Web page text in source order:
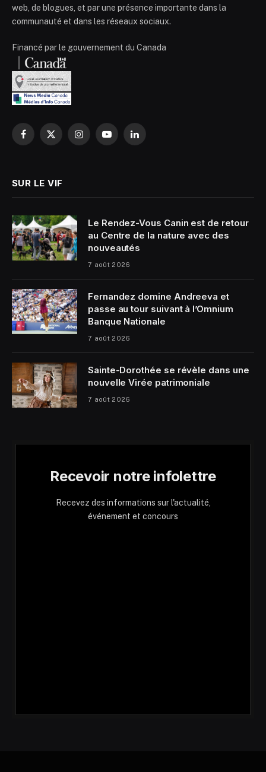
web, de blogues, et par une présence importante dans la
communauté et dans les réseaux sociaux.
Financé par le gouvernement du Canada
Facebook
X
InstagramYouTubeLinkedIn
SUR LE VIF
Le Rendez-Vous Canin est de retour
au Centre de la nature avec des
nouveautés
7 août 2026
Fernandez domine Andreeva et
passe au tour suivant à l’Omnium
Banque Nationale
7 août 2026
Sainte-Dorothée se révèle dans une
nouvelle Virée patrimoniale
7 août 2026
Recevoir notre infolettre
Recevez des informations sur l'actualité,
événement et concours